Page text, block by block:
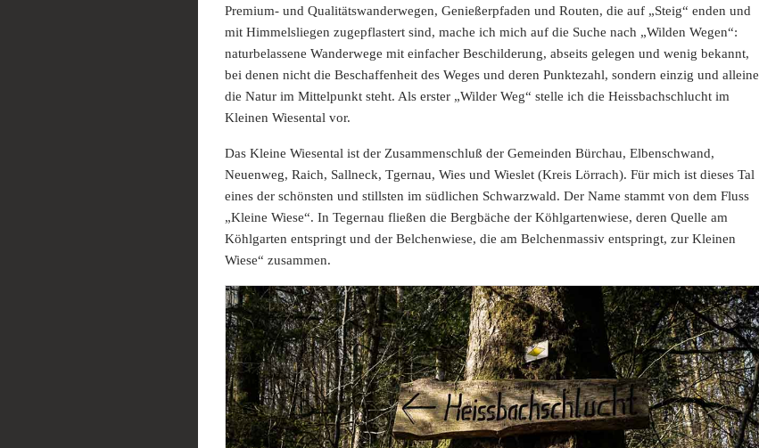
Premium- und Qualitätswanderwegen, Genießerpfaden und Routen, die auf „Steig“ enden und
mit Himmelsliegen zugepflastert sind, mache ich mich auf die Suche nach „Wilden Wegen“:
naturbelassene Wanderwege mit einfacher Beschilderung, abseits gelegen und wenig bekannt,
bei denen nicht die Beschaffenheit des Weges und deren Punktezahl, sondern einzig und alleine
die Natur im Mittelpunkt steht. Als erster „Wilder Weg“ stelle ich die Heissbachschlucht im
Kleinen Wiesental vor.
Das Kleine Wiesental ist der Zusammenschluß der Gemeinden Bürchau, Elbenschwand,
Neuenweg, Raich, Sallneck, Tgernau, Wies und Wieslet (Kreis Lörrach). Für mich ist dieses Tal
eines der schönsten und stillsten im südlichen Schwarzwald. Der Name stammt von dem Fluss
„Kleine Wiese“. In Tegernau fließen die Bergbäche der Köhlgartenwiese, deren Quelle am
Köhlgarten entspringt und der Belchenwiese, die am Belchenmassiv entspringt, zur Kleinen
Wiese“ zusammen.